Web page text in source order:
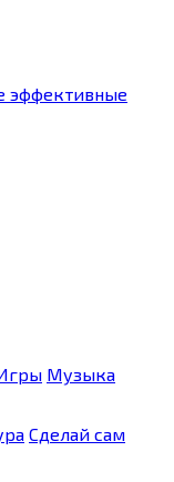
эффективные
Музыка
Сделай сам